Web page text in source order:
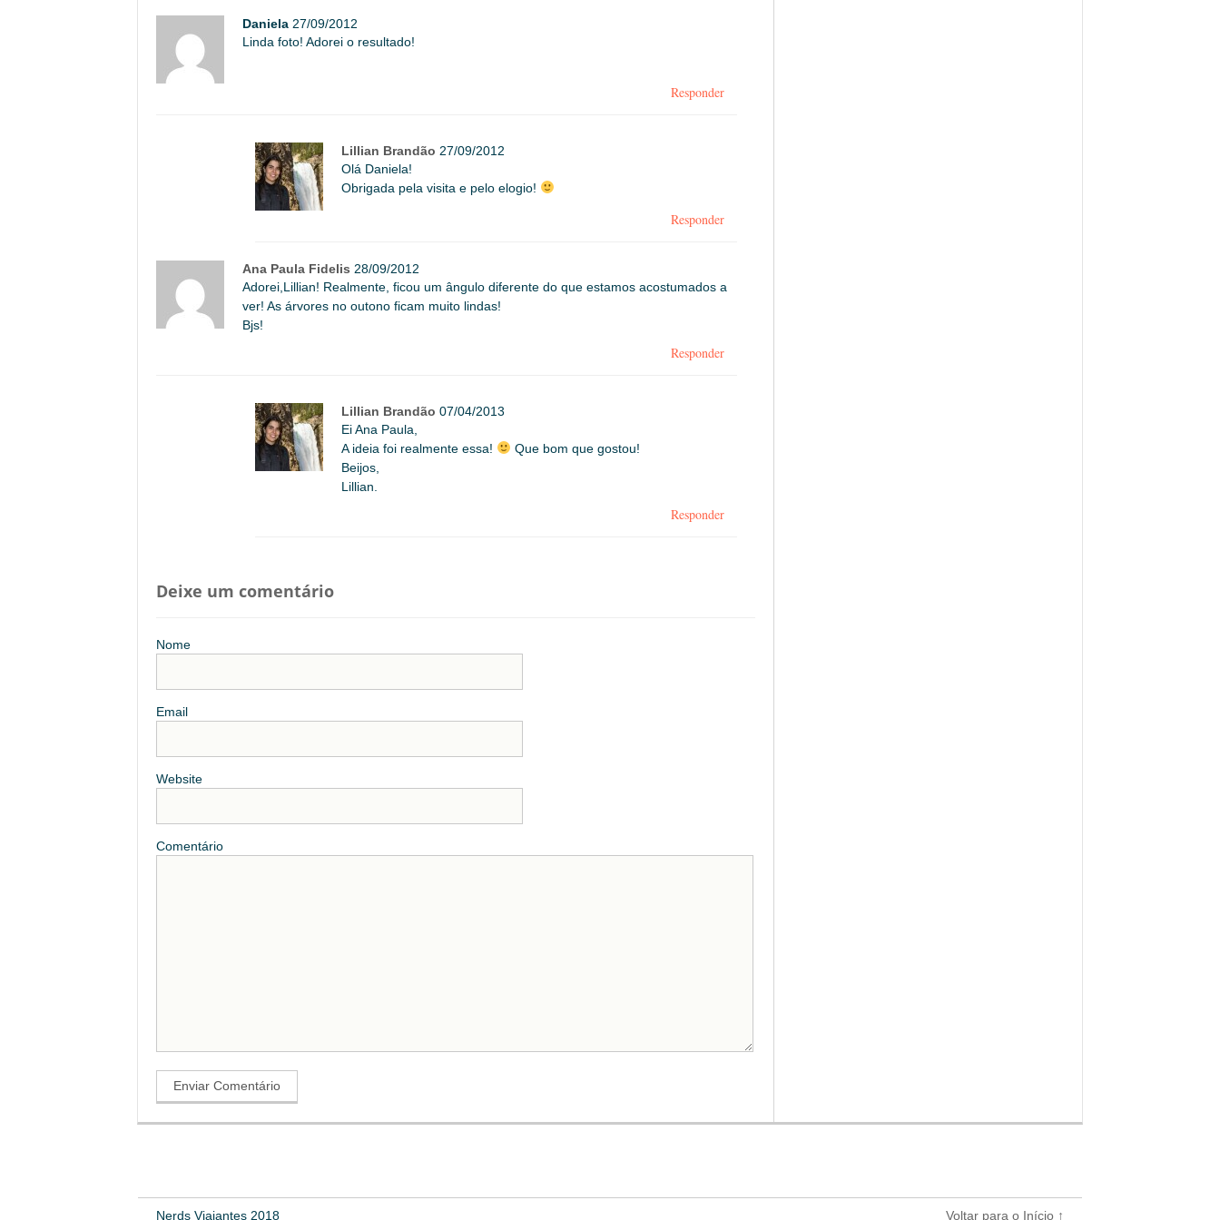
Daniela 27/09/2012
Linda foto! Adorei o resultado!
Responder
Lillian Brandão 27/09/2012
Olá Daniela!
Obrigada pela visita e pelo elogio!
Responder
Ana Paula Fidelis 28/09/2012
Adorei,Lillian! Realmente, ficou um ângulo diferente do que estamos acostumados a
ver! As árvores no outono ficam muito lindas!
Bjs!
Responder
Lillian Brandão 07/04/2013
Ei Ana Paula,
A ideia foi realmente essa!
Que bom que gostou!
Beijos,
Lillian.
Responder
Deixe um comentário
Nome
Email
Website
Comentário
Nerds Viajantes 2018 Voltar para o Início ↑